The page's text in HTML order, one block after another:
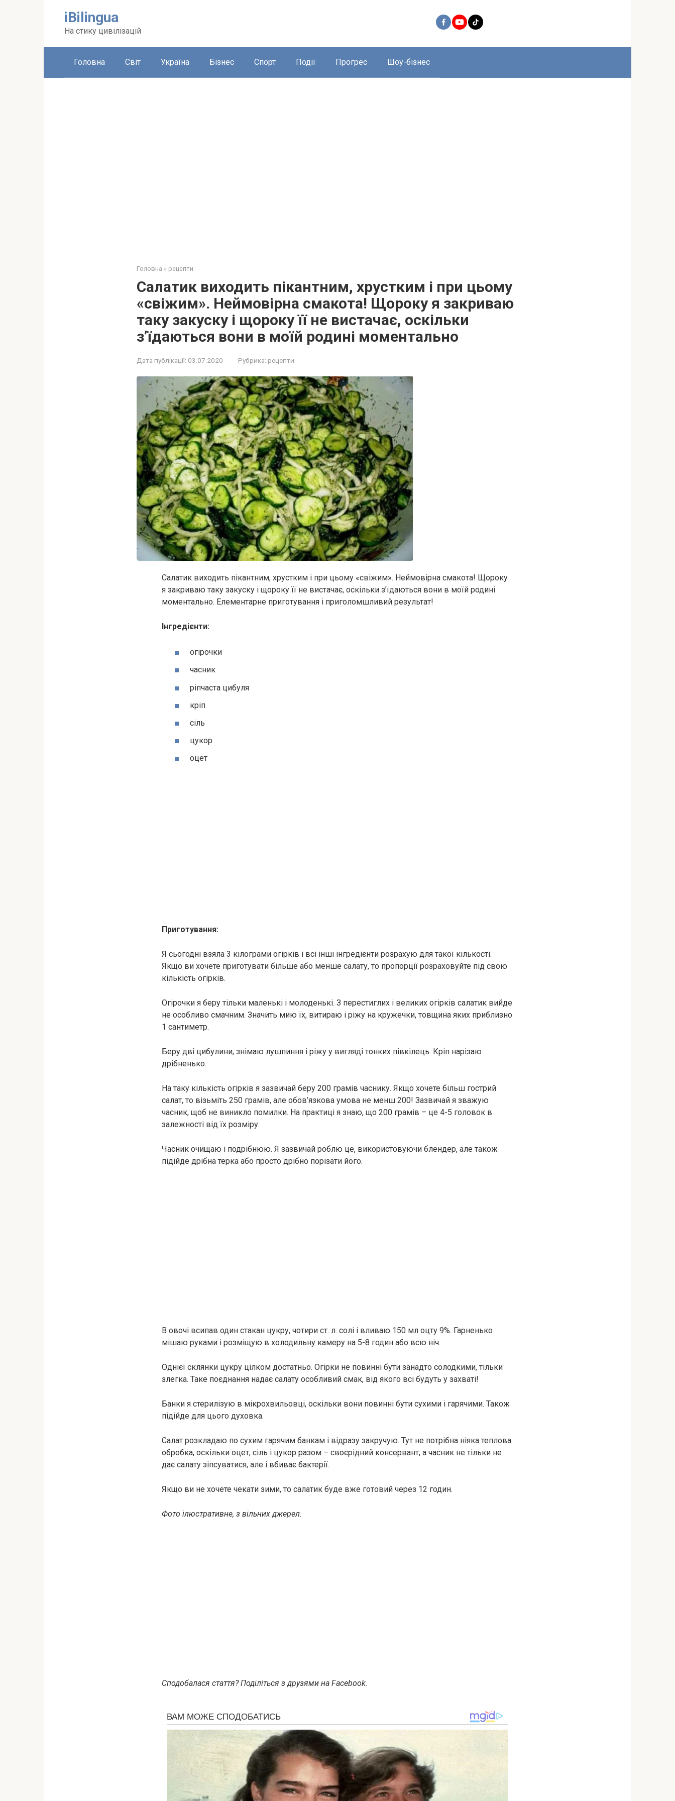
iBilingua
На стику цивілізацій
Головна Світ Україна Бізнес Спорт Події Прогрес Шоу-бізнес
Головна » рецепти
Салатик виходить пікантним, хрустким і при цьому
«свіжим». Неймовірна смакота! Щороку я закриваю
таку закуску і щороку її не вистачає, оскільки
з’їдаються вони в моїй родині моментально
Дата публікації: 03.07.2020 Рубрика: рецепти
Салатик виходить пікантним, хрустким і при цьому «свіжим». Неймовірна смакота! Щороку
я закриваю таку закуску і щороку її не вистачає, оскільки з’їдаються вони в моїй родині
моментально. Елементарне приготування і приголомшливий результат!
Інгредієнти:
огірочки
часник
ріпчаста цибуля
кріп
сіль
цукор
оцет
Приготування:
Я сьогодні взяла 3 кілограми огірків і всі інші інгредієнти розрахую для такої кількості.
Якщо ви хочете приготувати більше або менше салату, то пропорції розраховуйте під свою
кількість огірків.
Огірочки я беру тільки маленькі і молоденькі. З перестиглих і великих огірків салатик вийде
не особливо смачним. Значить мию їх, витираю і ріжу на кружечки, товщина яких приблизно
1 сантиметр.
Беру дві цибулини, знімаю лушпиння і ріжу у вигляді тонких півкілець. Кріп нарізаю
дрібненько.
На таку кількість огірків я зазвичай беру 200 грамів часнику. Якщо хочете більш гострий
салат, то візьміть 250 грамів, але обов’язкова умова не менш 200! Зазвичай я зважую
часник, щоб не виникло помилки. На практиці я знаю, що 200 грамів – це 4-5 головок в
залежності від їх розміру.
Часник очищаю і подрібнюю. Я зазвичай роблю це, використовуючи блендер, але також
підійде дрібна терка або просто дрібно порізати його.
В овочі всипав один стакан цукру, чотири ст. л. солі і вливаю 150 мл оцту 9%. Гарненько
мішаю руками і розміщую в холодильну камеру на 5-8 годин або всю ніч.
Однієї склянки цукру цілком достатньо. Огірки не повинні бути занадто солодкими, тільки
злегка. Таке поєднання надає салату особливий смак, від якого всі будуть у захваті!
Банки я стерилізую в мікрохвильовці, оскільки вони повинні бути сухими і гарячими. Також
підійде для цього духовка.
Салат розкладаю по сухим гарячим банкам і відразу закручую. Тут не потрібна ніяка теплова
обробка, оскільки оцет, сіль і цукор разом – своєрідний консервант, а часник не тільки не
дає салату зіпсуватися, але і вбиває бактерії.
Якщо ви не хочете чекати зими, то салатик буде вже готовий через 12 годин.
Фото ілюстративне, з вільних джерел.
Сподобалася стаття? Поділіться з друзями на Facebook.